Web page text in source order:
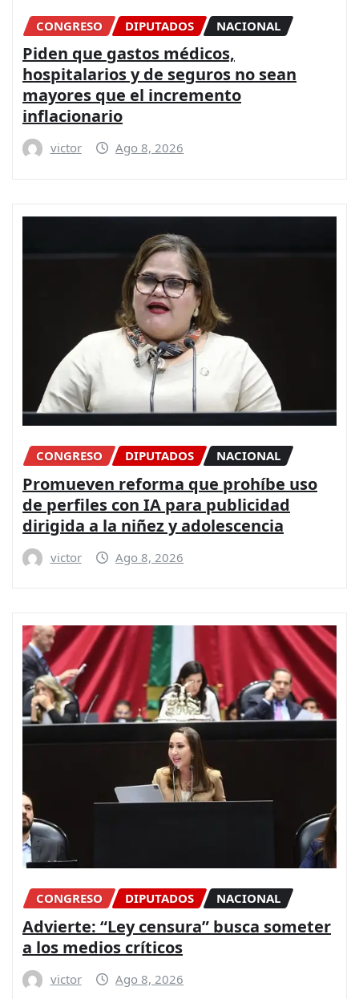
CONGRESO DIPUTADOS NACIONAL
Piden que gastos médicos,
hospitalarios y de seguros no sean
mayores que el incremento
inflacionario
victor Ago 8, 2026
CONGRESO DIPUTADOS NACIONAL
Promueven reforma que prohíbe uso
de perfiles con IA para publicidad
dirigida a la niñez y adolescencia
victor Ago 8, 2026
CONGRESO DIPUTADOS NACIONAL
Advierte: “Ley censura” busca someter
a los medios críticos
victor Ago 8, 2026